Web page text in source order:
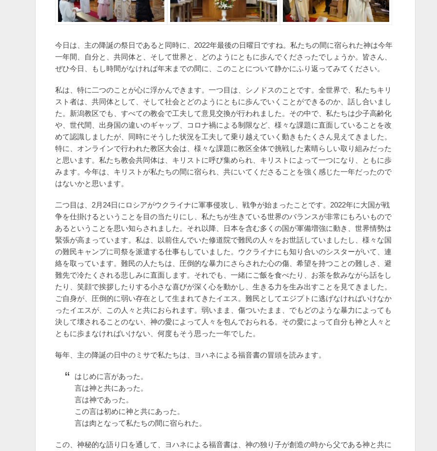
今日は、主の降誕の祭日であると同時に、2022年最後の日曜日ですね。私たちの間に宿られた神は今年
一年間、自分と、共同体と、そして世界と、どのようにともに歩んでくださったでしょうか。皆さん、
ぜひ今日、もし時間がなければ年末までの間に、このことについて静かにふり返ってみてください。
私は、特に二つのことが心に浮かんできます。一つ目は、シノドスのことです。全世界で、私たちキリ
スト者は、共同体として、そして社会とどのようにともに歩んでいくことができるのか、話し合いまし
た。新潟教区でも、すべての教会で工夫して意見交換が行われました。その中で、私たちは少子高齢化
や、世代間、出身国の違いのギャップ、コロナ禍による制限など、様々な課題に直面していることを改
めて認識しましたが、同時にそうした状況を工夫して乗り越えていく動きもたくさん見えてきました。
特に、オンラインで行われた教区大会は、様々な課題に教区全体で挑戦した素晴らしい取り組みだった
と思います。私たち教会共同体は、キリストに呼び集められ、キリストによって一つになり、ともに歩
みます。今年は、キリストが私たちの間に宿られ、共にいてくださることを強く感じた一年だったので
はないかと思います。
二つ目は、2月24日にロシアがウクライナに軍事侵攻し、戦争が始まったことです。2022年に大国が戦
争を仕掛けるということを目の当たりにし、私たちが生きている世界のバランスが非常にもろいもので
あるということを思い知らされました。それ以降、日本を含む多くの国が軍備増強に動き、世界情勢は
緊張が高まっています。私は、以前住んでいた修道院で難民の人々をお世話していましたし、様々な国
の難民キャンプに司祭を派遣する仕事もしていました。ウクライナにも知り合いのシスターがいて、連
絡を取っています。難民の人たちは、圧倒的な暴力にさらされた心の傷、希望を持つことの難しさ、避
難先で冷たくされる悲しみに直面します。それでも、一緒にご飯を食べたり、お茶を飲みながら話をし
たり、笑顔で挨拶したりする小さな喜びが深く心を動かし、生きる力を生み出すことを見てきました。
ご自身が、圧倒的に弱い存在として生まれてきたイエス。難民としてエジプトに逃げなければいけなか
ったイエスが、この人々と共におられます。弱いまま、傷ついたまま、でもどのような暴力によっても
決して壊されることのない、神の愛によって人々を包んでおられる。その愛によって自分も神と人々と
ともに歩まなければいけない、何度もそう思った一年でした。
毎年、主の降誕の日中のミサで私たちは、ヨハネによる福音書の冒頭を読みます。
はじめに言があった。
言は神と共にあった。
言は神であった。
この言は初めに神と共にあった。
言は肉となって私たちの間に宿られた。
この、神秘的な語り口を通して、ヨハネによる福音書は、神の独り子が創造の時から父である神と共に